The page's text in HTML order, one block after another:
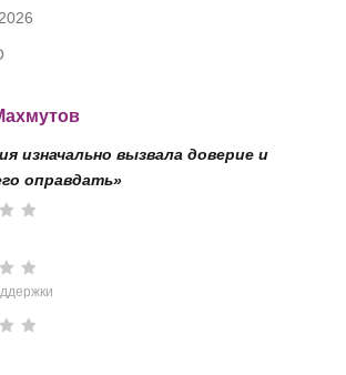
изначально вызвала доверие и
оправдать»